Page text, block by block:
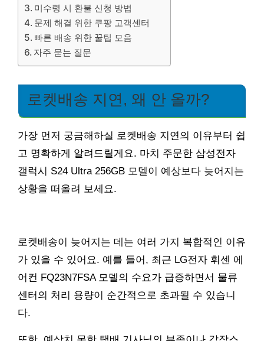
미수령 시 환불 신청 방법
문제 해결 위한 쿠팡 고객센터
빠른 배송 위한 꿀팁 모음
자주 묻는 질문
로켓배송 지연, 왜 안 올까?
가장 먼저 궁금해하실 로켓배송 지연의 이유부터 쉽
고 명확하게 알려드릴게요. 마치 주문한 삼성전자
갤럭시 S24 Ultra 256GB 모델이 예상보다 늦어지는
상황을 떠올려 보세요.
로켓배송이 늦어지는 데는 여러 가지 복합적인 이유
가 있을 수 있어요. 예를 들어, 최근 LG전자 휘센 에
어컨 FQ23N7FSA 모델의 수요가 급증하면서 물류
센터의 처리 용량이 순간적으로 초과될 수 있습니
다.